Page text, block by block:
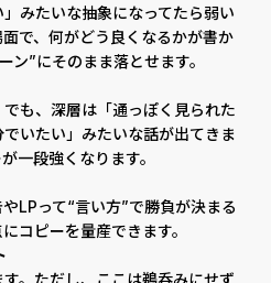
みたいな抽象になってたら弱い
で、何がどう良くなるかが書か
ン”にそのまま落とせます。
も、深層は「通っぽく見られた
いたい」みたいな話が出てきま
一段強くなります。
LPって“言い方”で勝負が決まる
コピーを量産できます。
。ただし、ここは鵜呑みにせず